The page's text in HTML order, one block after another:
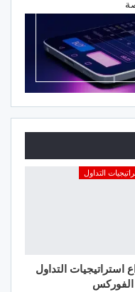
التداول
استراتيجيات التداول